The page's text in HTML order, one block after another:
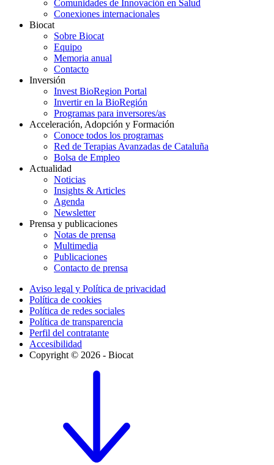
Comunidades de Innovación en Salud
Conexiones internacionales
Biocat
Sobre Biocat
Equipo
Memoria anual
Contacto
Inversión
Invest BioRegion Portal
Invertir en la BioRegión
Programas para inversores/as
Acceleración, Adopción y Formación
Conoce todos los programas
Red de Terapias Avanzadas de Cataluña
Bolsa de Empleo
Actualidad
Noticias
Insights & Articles
Agenda
Newsletter
Prensa y publicaciones
Notas de prensa
Multimedia
Publicaciones
Contacto de prensa
Aviso legal y Política de privacidad
Política de cookies
Política de redes sociales
Política de transparencia
Perfil del contratante
Accesibilidad
Copyright © 2026 - Biocat